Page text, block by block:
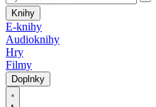
Knihy
E-knihy
Audioknihy
Hry
Filmy
Doplnky